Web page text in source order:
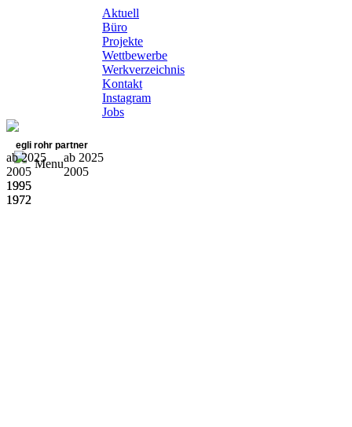
Aktuell
Büro
Projekte
Wettbewerbe
Werkverzeichnis
Kontakt
Instagram
Jobs
egli rohr partner
Menu
ab 2025
2005
1995
1972
ab 2025
2005
1995
1972